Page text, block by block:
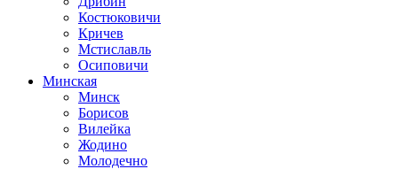
Костюковичи
Кричев
Мстиславль
Осиповичи
Минская
Минск
Борисов
Вилейка
Жодино
Молодечно